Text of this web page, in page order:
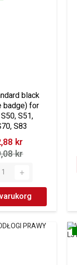
black
badge) for
S51,
S83
kr‎
kr‎